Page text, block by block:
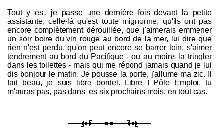
Tout y est, je passe une dernière fois devant la petite
assistante, celle-là qu'est toute mignonne, qu'ils ont pas
encore complètement dérouillée, que j'aimerais emmener
un soir boire du vin rouge au bord de la mer, lui dire que
rien n'est perdu, qu'on peut encore se barrer loin, s'aimer
tendrement au bord du Pacifique - ou au moins la tringler
dans les toilettes - mais qui me répond jamais quand je lui
dis bonjour le matin. Je pousse la porte, j'allume ma zic. Il
fait beau, je suis libre bordel. Libre ! Pôle Emploi, tu
m'auras pas, pas dans les six prochains mois, en tout cas.